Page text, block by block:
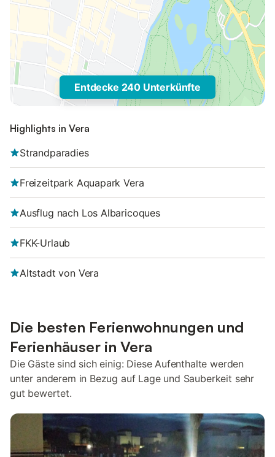
Entdecke 240 Unterkünfte
Highlights in Vera
Strandparadies
Freizeitpark Aquapark Vera
Ausflug nach Los Albaricoques
FKK-Urlaub
Altstadt von Vera
Die besten Ferienwohnungen und
Ferienhäuser in Vera
Die Gäste sind sich einig: Diese Aufenthalte werden
unter anderem in Bezug auf Lage und Sauberkeit sehr
gut bewertet.